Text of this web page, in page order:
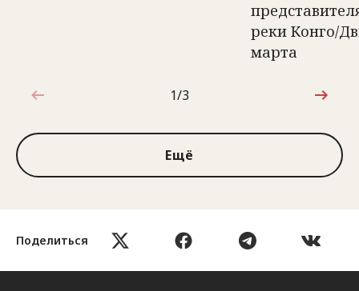
Поделиться
реки Конго/
марта
1 из 3
1/3
Ещё